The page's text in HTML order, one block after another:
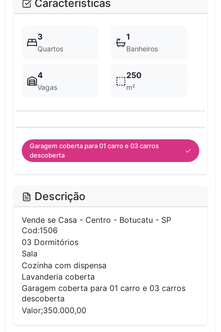
Características
3
Quartos
1
Banheiros
4
Vagas
250
m²
Garagem coberta para 01 carro e 03 carros
descoberta
Descrição
Vende se Casa - Centro - Botucatu - SP
Cod:1506
03 Dormitórios
Sala
Cozinha com dispensa
Lavanderia coberta
Garagem coberta para 01 carro e 03 carros
descoberta
Valor;350.000,00